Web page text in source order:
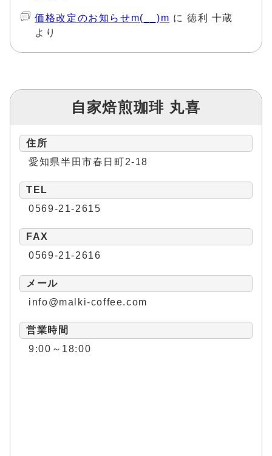
価格改定のお知らせm(__)m に徳利 十蔵
より
自家焙煎珈琲 丸喜
住所
愛知県半田市春日町2-18
TEL
0569-21-2615
FAX
0569-21-2616
メール
info@malki-coffee.com
営業時間
9:00～18:00